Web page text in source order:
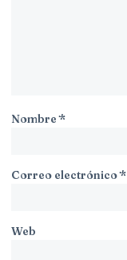
Nombre*
Correo electrónico*
Web